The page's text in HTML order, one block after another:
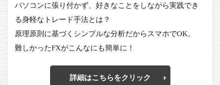
パソコンに張り付かず、好きなことをしながら実践でき
る身軽なトレード手法とは？
原理原則に基づくシンプルな分析だからスマホでOK。
難しかったFXがこんなにも簡単に！
詳細はこちらをクリック